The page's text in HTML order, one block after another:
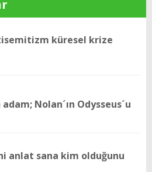
küresel krize
Nolan´ın Odysseus´u
anlat sana kim olduğunu